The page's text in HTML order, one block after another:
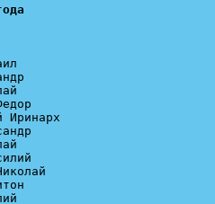
Иринарх